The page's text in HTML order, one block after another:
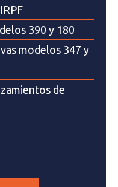
390 y 180
modelos 347 y
de